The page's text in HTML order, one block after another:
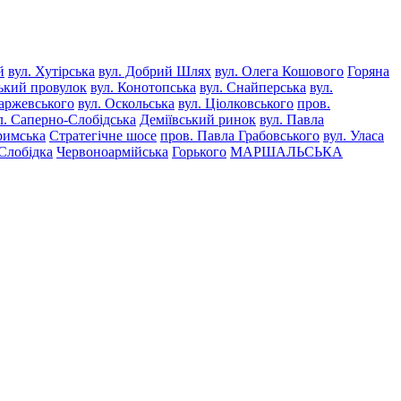
вул. Хутірська вул. Добрий Шлях вул. Олега Кошового Горяна
провулок вул. Конотопська вул. Снайперська вул.
вул. Оскольська вул. Ціолковського пров.
Саперно-Слобідська Деміївський ринок вул. Павла
Стратегічне шосе пров. Павла Грабовського вул. Уласа
Червоноармійська Горького МАРШАЛЬСЬКА